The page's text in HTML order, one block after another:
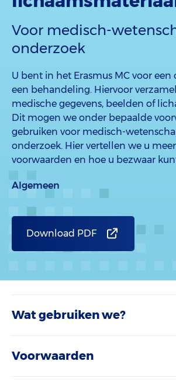
Voor medisch-
onderzoek
U bent in het Erasmus MC voor een
een behandeling. Hiervoor
medische gegevens, beelden of
Dit mogen we onder bepaalde
gebruiken voor medisch-
onderzoek. Hier vertellen we u
voorwaarden en hoe u bezwaar
Algemeen
Download PDF
Wat gebruiken we?
Voorwaarden